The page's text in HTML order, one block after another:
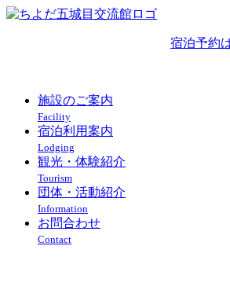
宿泊予約
施設のご案内
Facility
宿泊利用案内
Lodging
観光・体験紹介
Tourism
団体・活動紹介
Information
お問合わせ
Contact